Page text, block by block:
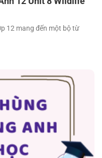
12 mang đến một bộ từ